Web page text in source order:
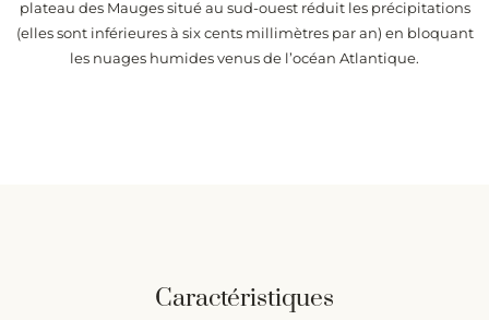
plateau des Mauges situé au sud-ouest réduit les précipitations
(elles sont inférieures à six cents millimètres par an) en bloquant
les nuages humides venus de l’océan Atlantique.
Caractéristiques